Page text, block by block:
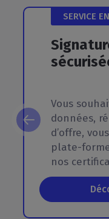
SERVICE
Vous
données,
d’offre,
plate-